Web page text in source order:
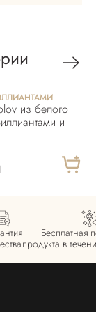
из белого
и
Бесплатная
продукта в